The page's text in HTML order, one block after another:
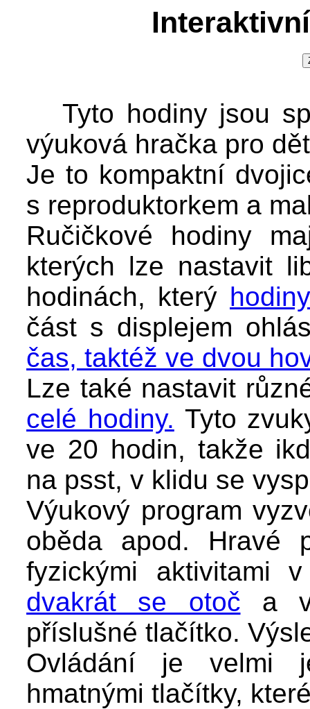
Tyto hodiny jsou
výuková hračka pro
Je to kompaktní
s reproduktorkem a
Ručičkové hodiny
kterých lze nastavit
hodinách, který
část s displejem
čas, taktéž ve dvou
Lze také nastavit
celé hodiny. Tyto
ve 20 hodin, takže
na psst, v klidu se
Výukový program
oběda apod. Hravé
fyzickými aktivitami
dvakrát se otoč a v
příslušné tlačítko.
Ovládání je velmi
hmatnými tlačítky,